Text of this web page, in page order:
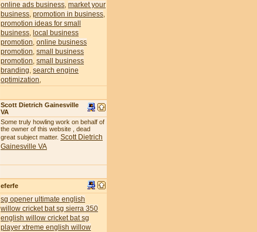
online ads business market your
business promotion in business
promotion ideas for small
business
local business
promotion online business
promotion small business
promotion small business
branding search engine
optimization
Scott Dietrich Gainesville
VA
Some truly howling work on behalf of
the owner of this website , dead
great subject matter. Scott Dietrich
Gainesville VA
eferfe
sg opener ultimate english
willow cricket batsg sierra 350
english willow cricket batsg
player xtreme english willow